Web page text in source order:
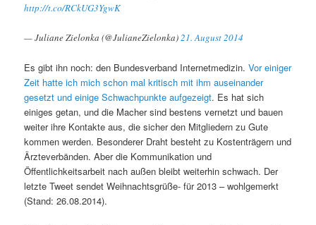
http://t.co/RCkUG3YgwK
— Juliane Zielonka (@JulianeZielonka)21. August 2014
Es gibt ihn noch: den Bundesverband Internetmedizin.Vor einiger
Zeit hatte ich mich schon mal kritisch mit ihm auseinander
gesetzt und einige Schwachpunkte aufgezeigt. Es hat sich
einiges getan, und die Macher sind bestens vernetzt und bauen
weiter ihre Kontakte aus, die sicher den Mitgliedern zu Gute
kommen werden. Besonderer Draht besteht zu Kostenträgern und
Ärzteverbänden. Aber die Kommunikation und
Öffentlichkeitsarbeit nach außen bleibt weiterhin schwach. Der
letzte Tweet sendet Weihnachtsgrüße- für 2013 – wohlgemerkt
(Stand: 26.08.2014).